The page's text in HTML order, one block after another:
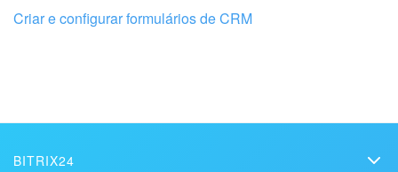
ENCONTRAR PARCEIRO BITRIX24 NAS PROXIMIDADES
Criar e configurar formulários de CRM
BITRIX24